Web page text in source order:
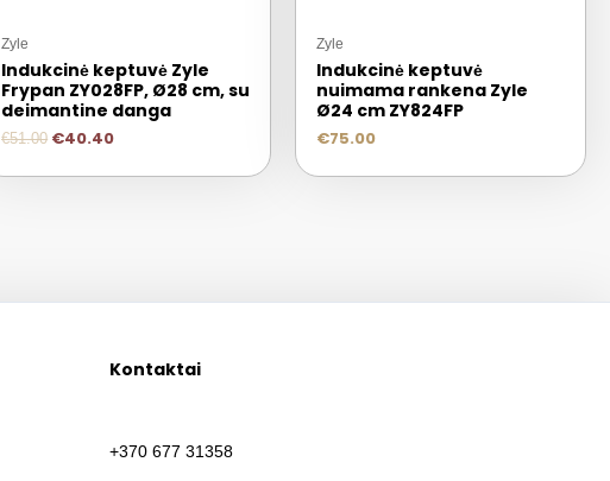
Zyle
Indukcinė keptuvė Zyle
Frypan ZY028FP, Ø28 cm, su
deimantine danga
€51.00 €40.40
Zyle
Indukcinė keptuvė
nuimama rankena Zyle
Ø24 cm ZY824FP
€75.00
Kontaktai
+370 677 31358